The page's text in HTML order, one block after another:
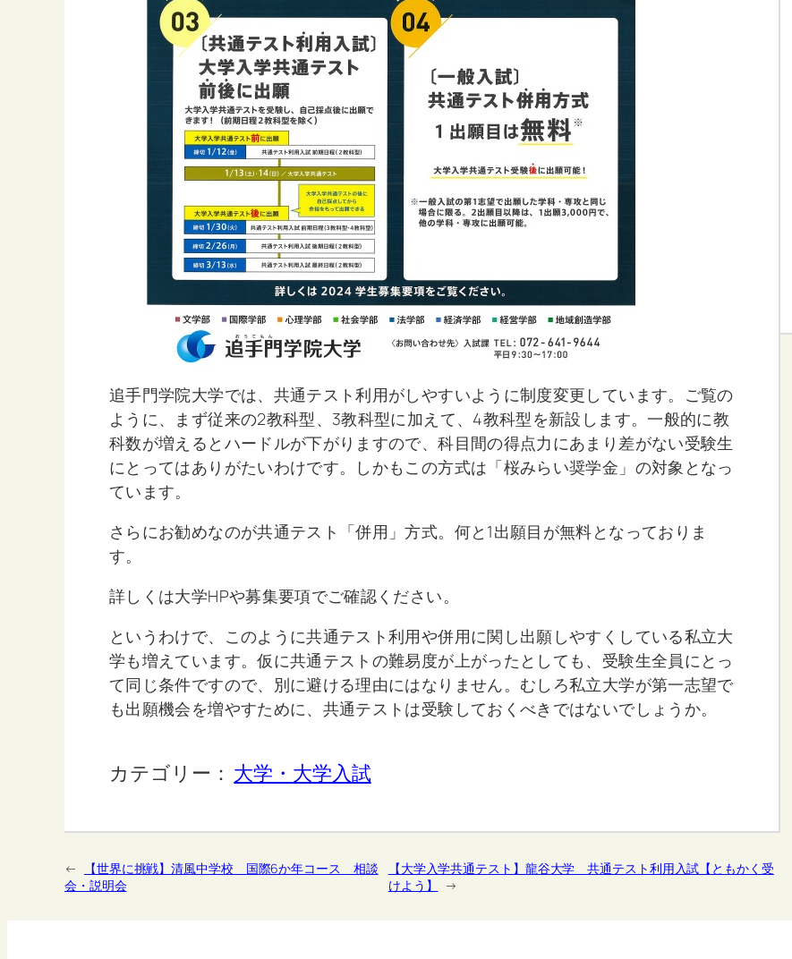
追手門学院大学では、共通テスト利用がしやすいように制度変更しています。ご覧の
ように、まず従来の2教科型、3教科型に加えて、4教科型を新設します。一般的に教
科数が増えるとハードルが下がりますので、科目間の得点力にあまり差がない受験生
にとってはありがたいわけです。しかもこの方式は「桜みらい奨学金」の対象となっ
ています。
さらにお勧めなのが共通テスト「併用」方式。何と1出願目が無料となっておりま
す。
詳しくは大学HPや募集要項でご確認ください。
というわけで、このように共通テスト利用や併用に関し出願しやすくしている私立大
学も増えています。仮に共通テストの難易度が上がったとしても、受験生全員にとっ
て同じ条件ですので、別に避ける理由にはなりません。むしろ私立大学が第一志望で
も出願機会を増やすために、共通テストは受験しておくべきではないでしょうか。
カテゴリー： 大学・大学入試
←
【世界に挑戦】清風中学校 国際6か年コース 相談
会・説明会
【大学入学共通テスト】龍谷大学 共通テスト利用入試【ともかく受
けよう】
→